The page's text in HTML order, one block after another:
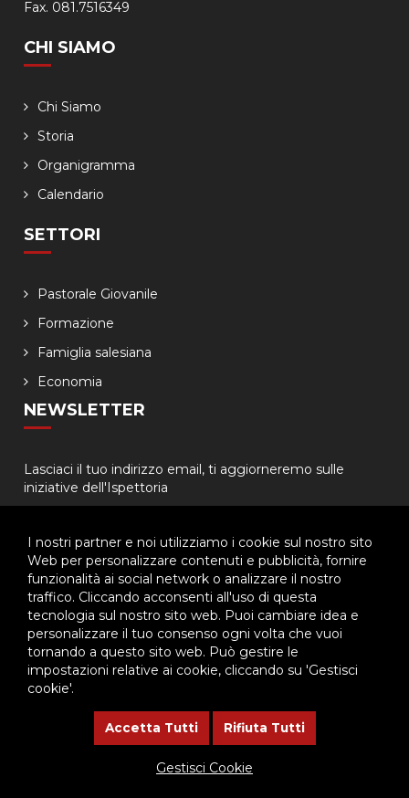
I nostri partner e noi utilizziamo i cookie sul nostro sito
Web per personalizzare contenuti e pubblicità, fornire
funzionalità ai social network o analizzare il nostro
traffico. Cliccando acconsenti all'uso di questa
tecnologia sul nostro sito web. Puoi cambiare idea e
personalizzare il tuo consenso ogni volta che vuoi
tornando a questo sito web. Può gestire le
impostazioni relative ai cookie, cliccando su 'Gestisci
cookie'.
Accetta Tutti Rifiuta Tutti
Gestisci Cookie
Fax. 081.7516349
CHI SIAMO
Chi Siamo
Storia
Organigramma
Calendario
SETTORI
Pastorale Giovanile
Formazione
Famiglia salesiana
Economia
NEWSLETTER
Lasciaci il tuo indirizzo email, ti aggiorneremo sulle
iniziative dell'Ispettoria
© 2026 - Ispettoria Salesiana Meridionale - All rights reserved. | P.IVA
80057280630 |
Privacy & Cookie Policy - Gestisci Cookie
Questo plugin utilizza cookie per raccogliere dati e cookie di
terze parti per migliorare l'esperienza utente. Per visualizzare il
plugin è necessario dare il consenso.
Clicca qui per modificare le preferenze sulla Cookie Policy